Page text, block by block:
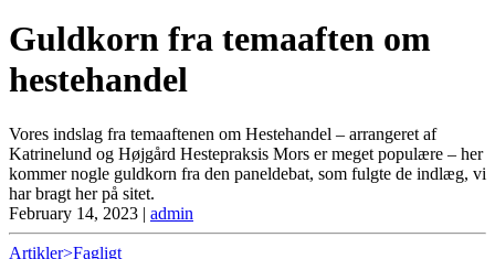
Guldkorn fra temaaften om
hestehandel
Vores indslag fra temaaftenen om Hestehandel – arrangeret af
Katrinelund og Højgård Hestepraksis Mors er meget populære – her
kommer nogle guldkorn fra den paneldebat, som fulgte de indlæg, vi
har bragt her på sitet.
February 14, 2023 | admin
Artikler>Fagligt